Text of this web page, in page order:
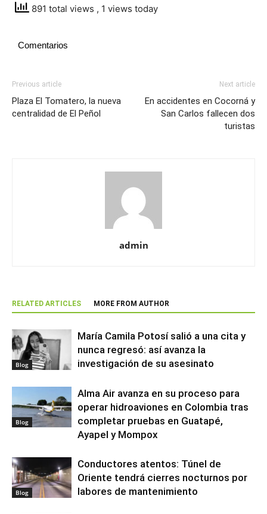
891 total views , 1 views today
Comentarios
Previous article
Plaza El Tomatero, la nueva
centralidad de El Peñol
Next article
En accidentes en Cocorná y
San Carlos fallecen dos
turistas
admin
RELATED ARTICLES MORE FROM AUTHOR
Blog
María Camila Potosí salió a una cita y
nunca regresó: así avanza la
investigación de su asesinato
Blog
Alma Air avanza en su proceso para
operar hidroaviones en Colombia tras
completar pruebas en Guatapé,
Ayapel y Mompox
Blog
Conductores atentos: Túnel de
Oriente tendrá cierres nocturnos por
labores de mantenimiento